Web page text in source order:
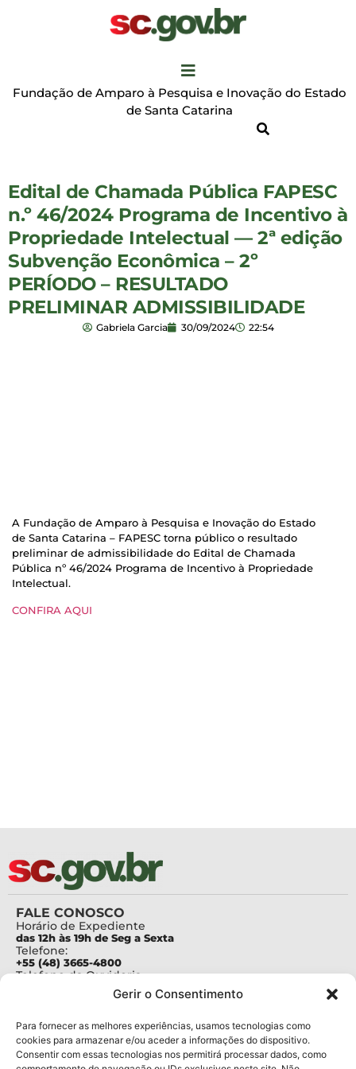
Gerir o Consentimento
Para fornecer as melhores experiências, usamos tecnologias como
cookies para armazenar e/ou aceder a informações do dispositivo.
Consentir com essas tecnologias nos permitirá processar dados, como
Fundação de Amparo à Pesquisa e Inovação do Estado
de Santa Catarina
Edital de Chamada Pública FAPESC
n.º 46/2024 Programa de Incentivo à
Propriedade Intelectual — 2ª edição
Subvenção Econômica – 2º
PERÍODO – RESULTADO
PRELIMINAR ADMISSIBILIDADE
Gabriela Garcia 30/09/2024 22:54
A Fundação de Amparo à Pesquisa e Inovação do Estado
de Santa Catarina – FAPESC torna público o resultado
preliminar de admissibilidade do Edital de Chamada
Pública nº 46/2024 Programa de Incentivo à Propriedade
Intelectual.
CONFIRA AQUI
FALE CONOSCO
Horário de Expediente
das 12h às 19h de Seg a Sexta
Telefone:
+55 (48) 3665-4800
Telefone da Ouvidoria
Para assuntos relacionados à Pesquisa
pesquisa@fapesc.sc.gov.br
Para assuntos relacionados à Inovação
inovacao@fapesc.sc.gov.br